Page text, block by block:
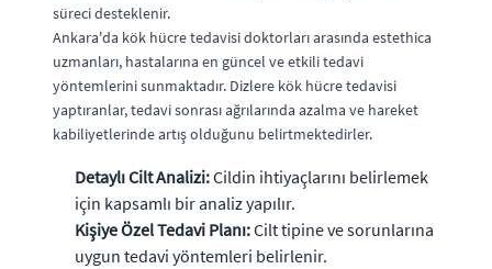
süreci desteklenir.
Ankara'da kök hücre tedavisi doktorları arasında estethica
uzmanları, hastalarına en güncel ve etkili tedavi
yöntemlerini sunmaktadır. Dizlere kök hücre tedavisi
yaptıranlar, tedavi sonrası ağrılarında azalma ve hareket
kabiliyetlerinde artış olduğunu belirtmektedirler.
Detaylı Cilt Analizi:Cildin ihtiyaçlarını belirlemek
için kapsamlı bir analiz yapılır.
Kişiye Özel Tedavi Planı:Cilt tipine ve sorunlarına
uygun tedavi yöntemleri belirlenir.